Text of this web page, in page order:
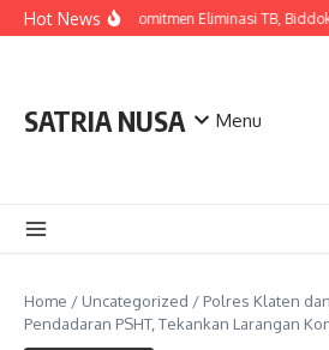
Skip to content
Hot News
Wujudkan Komitmen Eliminasi TB,
SATRIA NUSA Menu
Home / Uncategorized / Polres Klaten
Pendadaran PSHT, Tekankan Larangan